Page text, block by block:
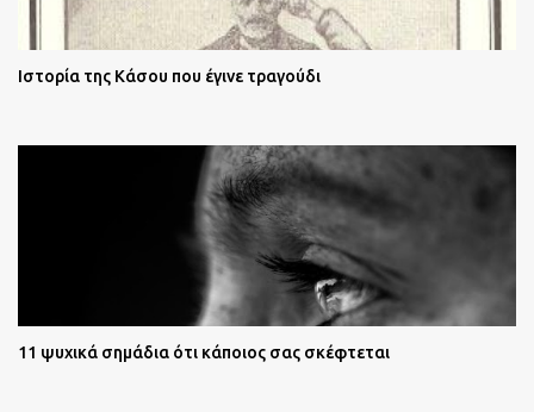
Ιστορία της Κάσου που έγινε τραγούδι
11 ψυχικά σημάδια ότι κάποιος σας σκέφτεται